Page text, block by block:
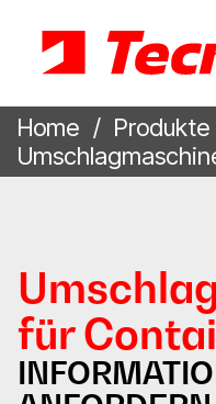
Home
Produkte
für